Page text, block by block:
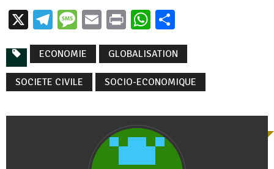
X Telegram
Message
EmailPrintWhatsApp
ECONOMIE GLOBALISATION
SOCIETE CIVILE SOCIO-ECONOMIQUE